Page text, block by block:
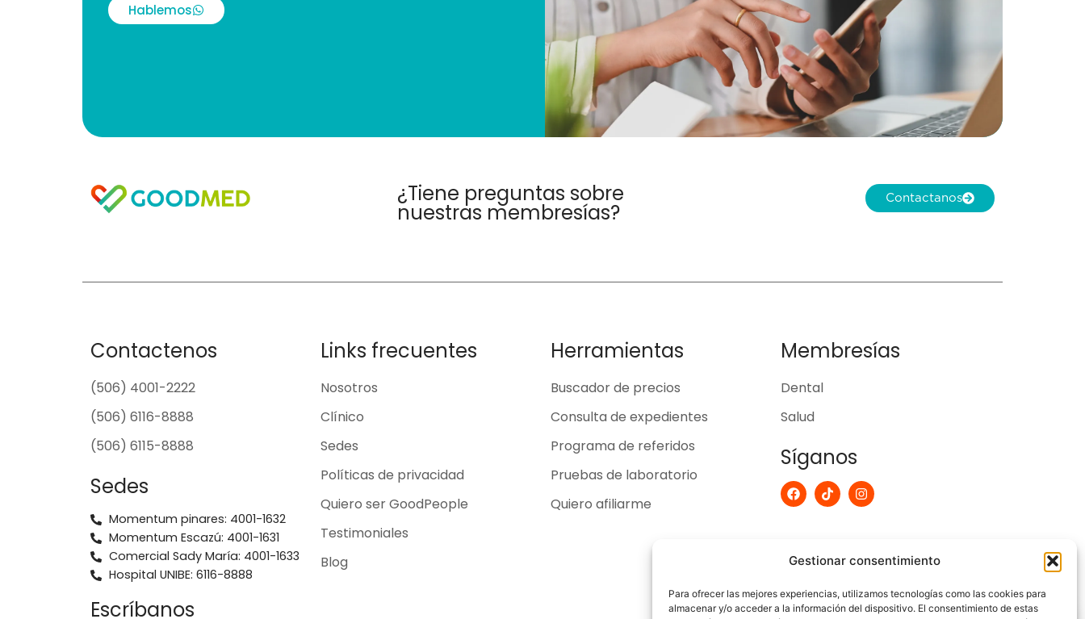
Gestionar consentimiento
Para ofrecer las mejores experiencias, utilizamos tecnologías como las cookies para
almacenar y/o acceder a la información del dispositivo. El consentimiento de estas
Hablemos
¿Tiene preguntas sobre
nuestras membresías?
Contactanos
Contactenos
(506) 4001-2222
(506) 6116-8888
(506) 6115-8888
Sedes
Momentum pinares: 4001-1632
Momentum Escazú: 4001-1631
Comercial Sady María: 4001-1633
Hospital UNIBE: 6116-8888
Escríbanos
Links frecuentes
Nosotros
Clínico
Sedes
Políticas de privacidad
Quiero ser GoodPeople
Testimoniales
Blog
Herramientas
Buscador de precios
Consulta de expedientes
Programa de referidos
Pruebas de laboratorio
Quiero afiliarme
Membresías
Dental
Salud
Síganos
F
a
o
T
i
I
n
r
m